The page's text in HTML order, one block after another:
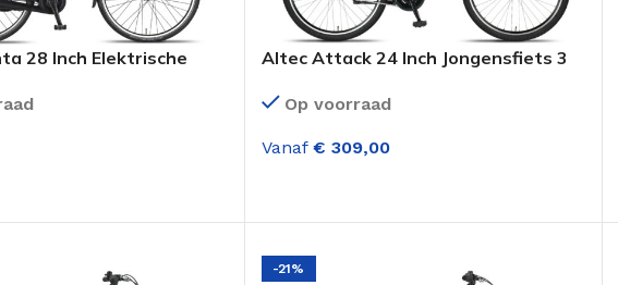
28 Inch Elektrische
Mat Zwart
Altec Attack 24 Inch Jongensfiets 3
Op voorraad
Vanaf € 309,00
-21%